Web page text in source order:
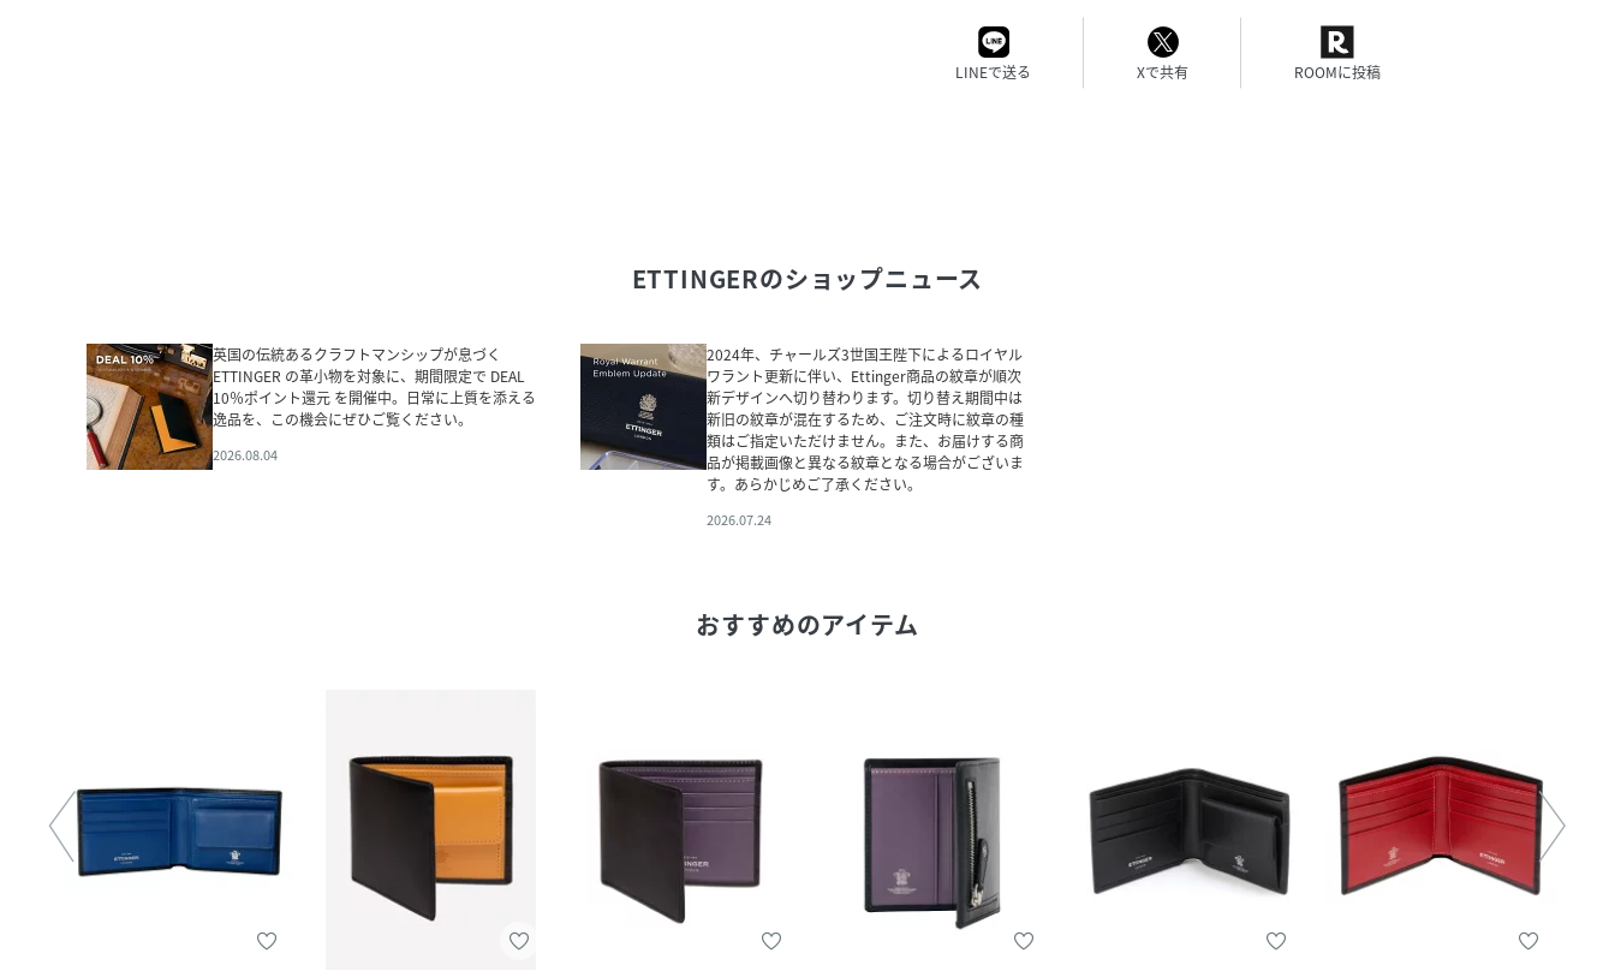
LINEで送る Xで共有 ROOMに投稿
ETTINGERのショップニュース
英国の伝統あるクラフトマンシップが息づく
ETTINGER の革小物を対象に、期間限定で DEAL
10％ポイント還元 を開催中。日常に上質を添える
逸品を、この機会にぜひご覧ください。
2026.08.04
2024年、チャールズ3世国王陛下によるロイヤル
ワラント更新に伴い、Ettinger商品の紋章が順次
新デザインへ切り替わります。切り替え期間中は
新旧の紋章が混在するため、ご注文時に紋章の種
類はご指定いただけません。また、お届けする商
品が掲載画像と異なる紋章となる場合がございま
す。あらかじめご了承ください。
2026.07.24
おすすめのアイテム